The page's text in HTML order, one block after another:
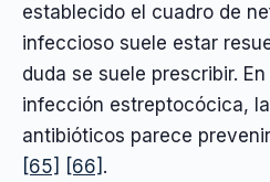
establecido el cuadro de
infeccioso suele estar
duda se suele prescribir.
infección estreptocócica,
antibióticos parece
[65] [66] .